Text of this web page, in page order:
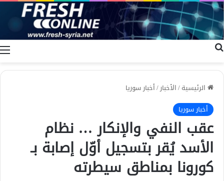
الرئيسية/الأخبار/أخبار سوريا
أخبار سوريا
عقب النفي والإنكار … نظام
الأسد يُقر بتسجيل أوّل إصابة بـ
كورونا بمناطق سيطرته